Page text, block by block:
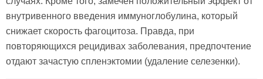
внутривенного введения иммуноглобулина, который
снижает скорость фагоцитоза. Правда, при
повторяющихся рецидивах заболевания, предпочтение
отдают зачастую спленэктомии (удаление селезенки).